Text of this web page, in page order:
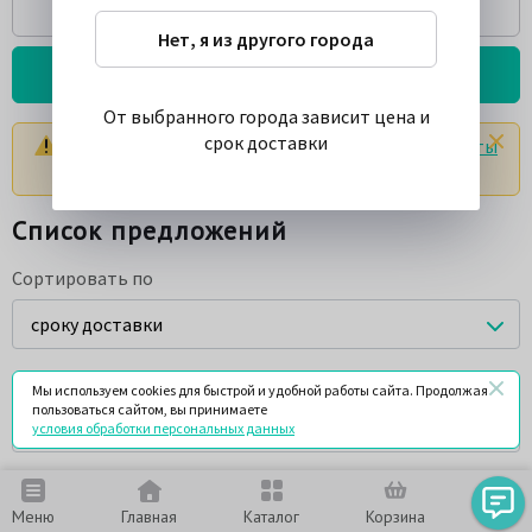
Меню Главная Каталог Корзина Чат
Спросить
Подробнее о товаре
Цены и сроки указаны с учетом доставки в
пункты
Список предложений
Сортировать по
сроку доставки
Порядок сортировки
по возрастанию
Запрашиваемый артикул
Нет, я из другого города
От выбранного города зависит цена и
срок доставки
Мы используем cookies для быстрой и удобной работы сайта. Продолжая
пользоваться сайтом, вы принимаете
условия обработки персональных данных